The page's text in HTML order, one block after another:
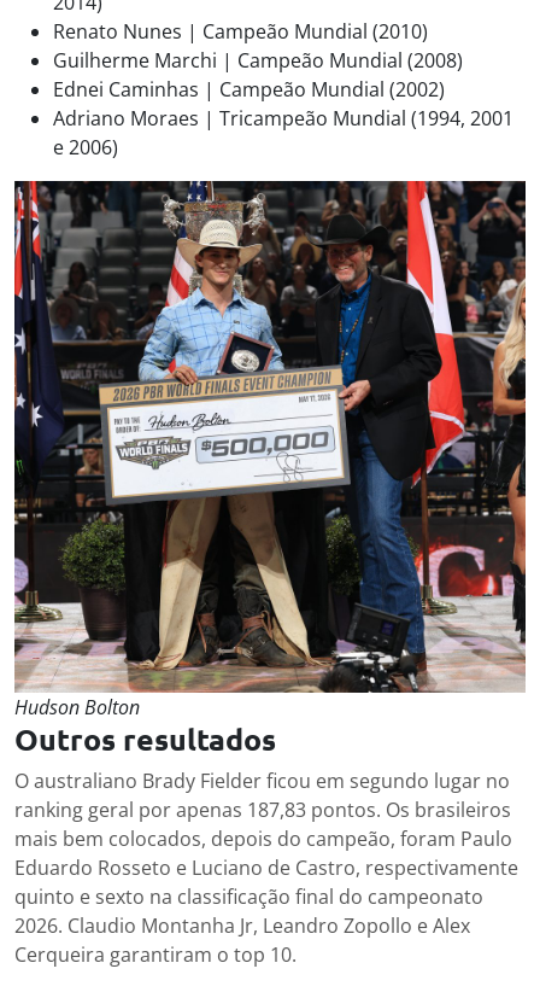
Renato Nunes | Campeão Mundial (2010)
Guilherme Marchi | Campeão Mundial (2008)
Ednei Caminhas | Campeão Mundial (2002)
Adriano Moraes | Tricampeão Mundial (1994, 2001
e 2006)
Hudson Bolton
Outros resultados
O australiano Brady Fielder ficou em segundo lugar no
ranking geral por apenas 187,83 pontos. Os brasileiros
mais bem colocados, depois do campeão, foram Paulo
Eduardo Rosseto e Luciano de Castro, respectivamente
quinto e sexto na classificação final do campeonato
2026. Claudio Montanha Jr, Leandro Zopollo e Alex
Cerqueira garantiram o top 10.